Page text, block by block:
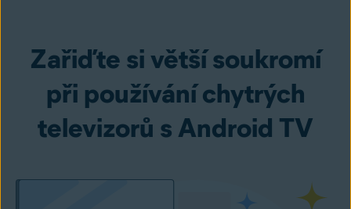
Zařiďte si větší soukromí
při používání chytrých
televizorů s Android TV